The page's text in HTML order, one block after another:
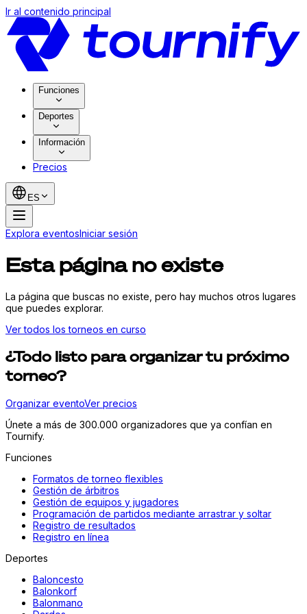
Ir al contenido principal
Funciones
Deportes
Información
Precios
ES
Explora eventosIniciar sesión
Esta página no existe
La página que buscas no existe, pero hay muchos otros lugares
que puedes explorar.
Ver todos los torneos en curso
¿Todo listo para organizar tu próximo
torneo?
Organizar eventoVer precios
Únete a más de 300.000 organizadores que ya confían en
Tournify.
Funciones
Formatos de torneo flexibles
Gestión de árbitros
Gestión de equipos y jugadores
Programación de partidos mediante arrastrar y soltar
Registro de resultados
Registro en línea
Deportes
Baloncesto
Balonkorf
Balonmano